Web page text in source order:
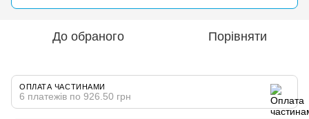
До обраного Порівняти
ОПЛАТА ЧАСТИНАМИ
6 платежів по 926.50 грн